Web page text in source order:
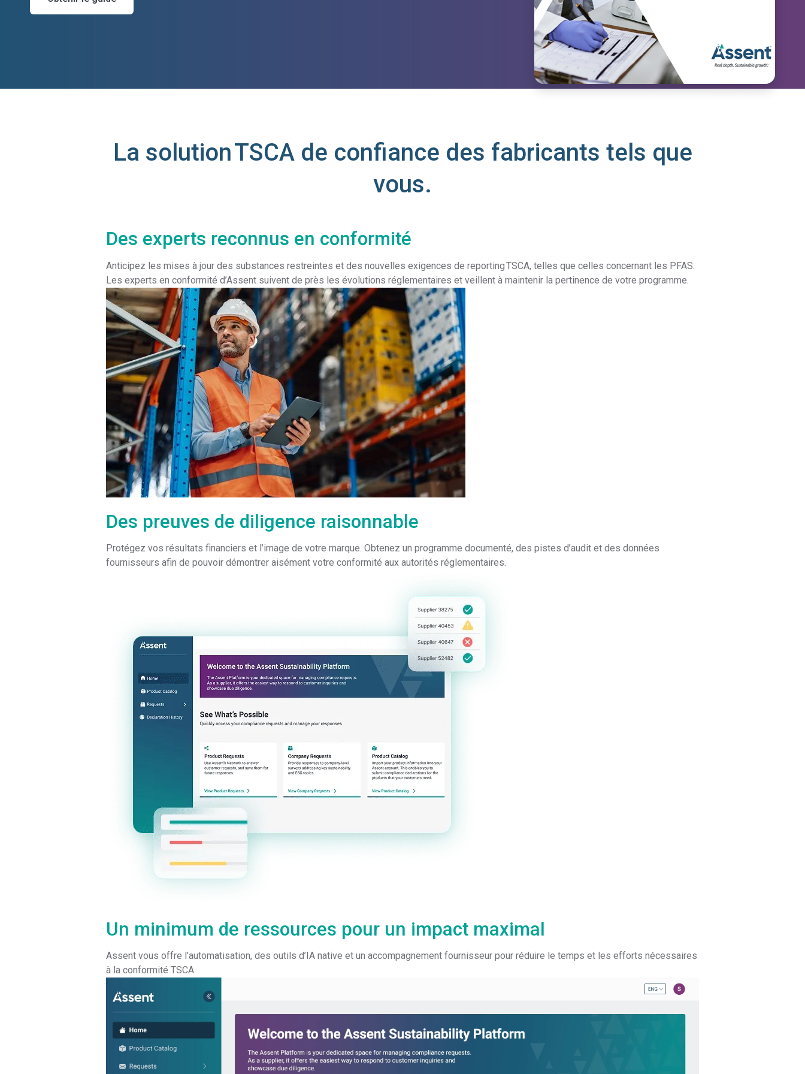
La solution TSCA de confiance des fabricants tels que
vous.
Des experts reconnus en conformité
Anticipez les mises à jour des substances restreintes et des nouvelles exigences de reporting TSCA, telles que celles concernant les PFAS.
Les experts en conformité d’Assent suivent de près les évolutions réglementaires et veillent à maintenir la pertinence de votre programme.
Des preuves de diligence raisonnable
Protégez vos résultats financiers et l’image de votre marque. Obtenez un programme documenté, des pistes d’audit et des données
fournisseurs afin de pouvoir démontrer aisément votre conformité aux autorités réglementaires.
Un minimum de ressources pour un impact maximal
Assent vous offre l’automatisation, des outils d’IA native et un accompagnement fournisseur pour réduire le temps et les efforts nécessaires
à la conformité TSCA.